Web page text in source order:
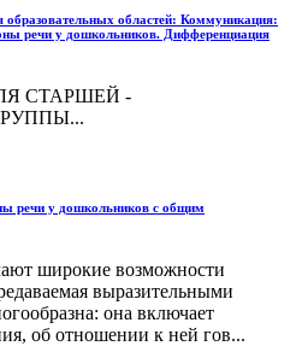
областей: Коммуникация:
речи у дошкольников. Дифференциация
СТАРШЕЙ -
речи у дошкольников с общим
широкие возможности
выразительными
она включает
об отношении к ней гов...